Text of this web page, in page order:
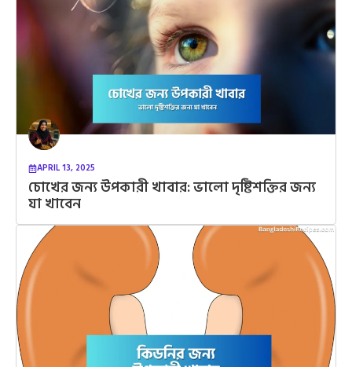
APRIL 13, 2025
চোখের জন্য উপকারী খাবার: ভালো দৃষ্টিশক্তির জন্য
যা খাবেন